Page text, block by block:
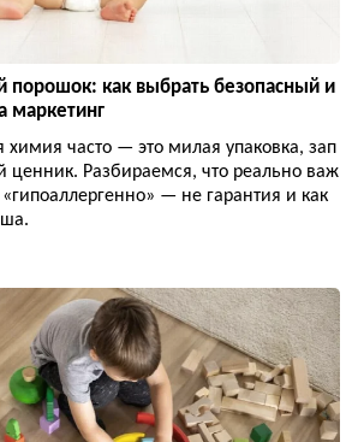
порошок: как выбрать безопасный и
маркетинг
химия часто — это милая упаковка, зап
ценник. Разбираемся, что реально важ
— не гарантия и как